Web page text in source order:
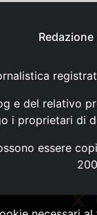
Redazione
e del relativo
i proprietari di
essere